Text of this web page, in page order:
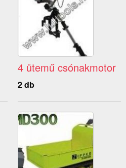
4 ütemű csónakmotor
2 db